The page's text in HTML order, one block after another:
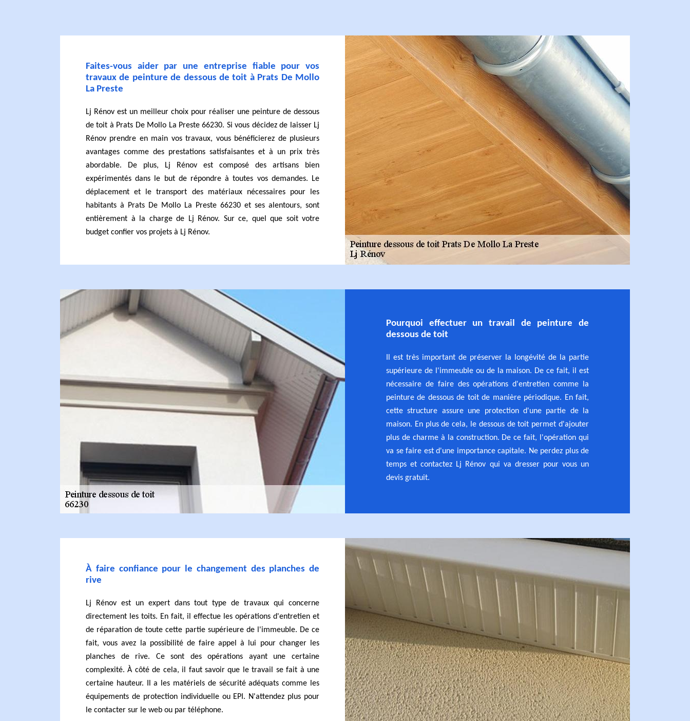
Faites-vous aider par une entreprise fiable pour vos
travaux de peinture de dessous de toit à Prats De Mollo
La Preste
Lj Rénov est un meilleur choix pour réaliser une peinture de dessous
de toit à Prats De Mollo La Preste 66230. Si vous décidez de laisser Lj
Rénov prendre en main vos travaux, vous bénéficierez de plusieurs
avantages comme des prestations satisfaisantes et à un prix très
abordable. De plus, Lj Rénov est composé des artisans bien
expérimentés dans le but de répondre à toutes vos demandes. Le
déplacement et le transport des matériaux nécessaires pour les
habitants à Prats De Mollo La Preste 66230 et ses alentours, sont
entièrement à la charge de Lj Rénov. Sur ce, quel que soit votre
budget confier vos projets à Lj Rénov.
Pourquoi effectuer un travail de peinture de
dessous de toit
Il est très important de préserver la longévité de la partie
supérieure de l'immeuble ou de la maison. De ce fait, il est
nécessaire de faire des opérations d'entretien comme la
peinture de dessous de toit de manière périodique. En fait,
cette structure assure une protection d'une partie de la
maison. En plus de cela, le dessous de toit permet d'ajouter
plus de charme à la construction. De ce fait, l'opération qui
va se faire est d'une importance capitale. Ne perdez plus de
temps et contactez Lj Rénov qui va dresser pour vous un
devis gratuit.
À faire confiance pour le changement des planches de
rive
Lj Rénov est un expert dans tout type de travaux qui concerne
directement les toits. En fait, il effectue les opérations d'entretien et
de réparation de toute cette partie supérieure de l'immeuble. De ce
fait, vous avez la possibilité de faire appel à lui pour changer les
planches de rive. Ce sont des opérations ayant une certaine
complexité. À côté de cela, il faut savoir que le travail se fait à une
certaine hauteur. Il a les matériels de sécurité adéquats comme les
équipements de protection individuelle ou EPI. N'attendez plus pour
le contacter sur le web ou par téléphone.